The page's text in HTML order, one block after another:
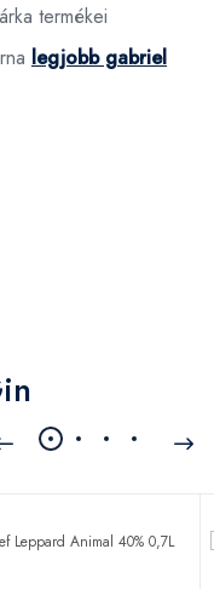
termékei
legjobb gabriel